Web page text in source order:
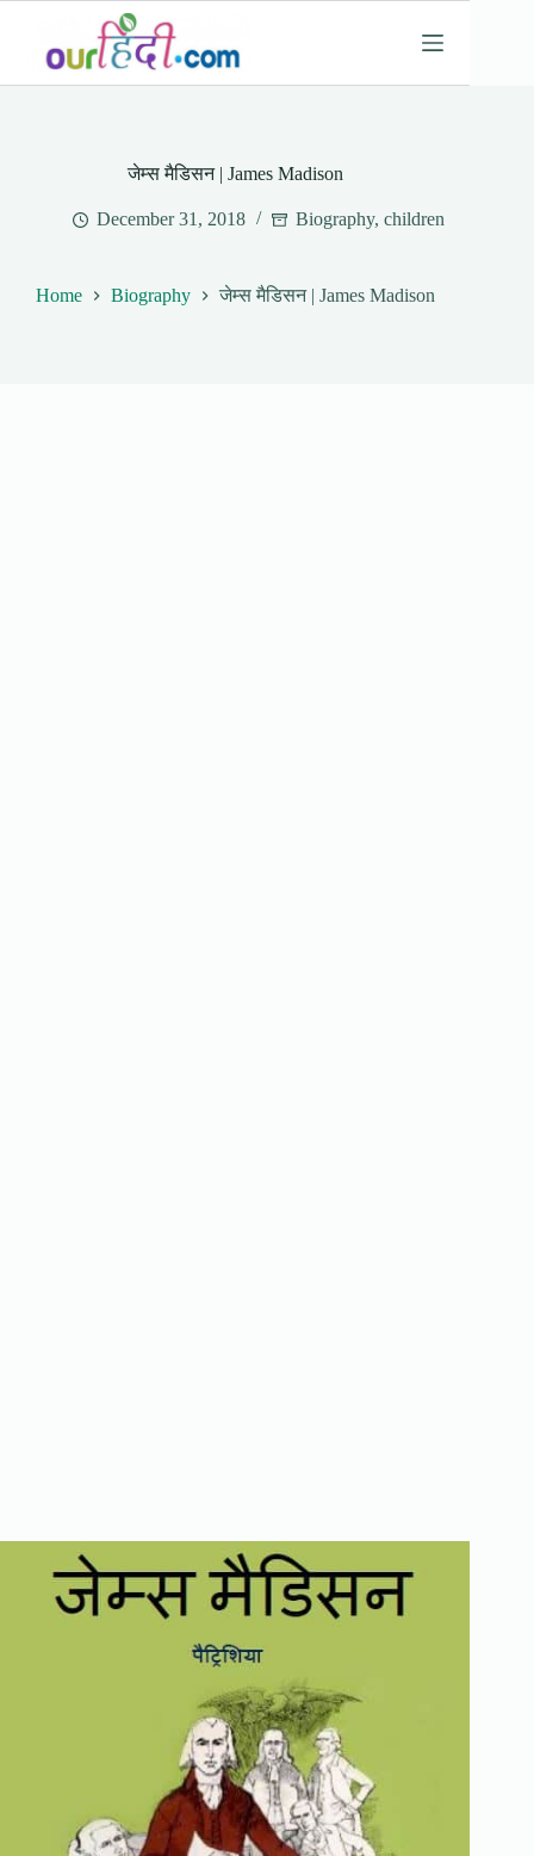
content
जेम्स मैडिसन | James Madison
December 31, 2018 Biography,children
Home Biography जेम्स मैडिसन | James Madison